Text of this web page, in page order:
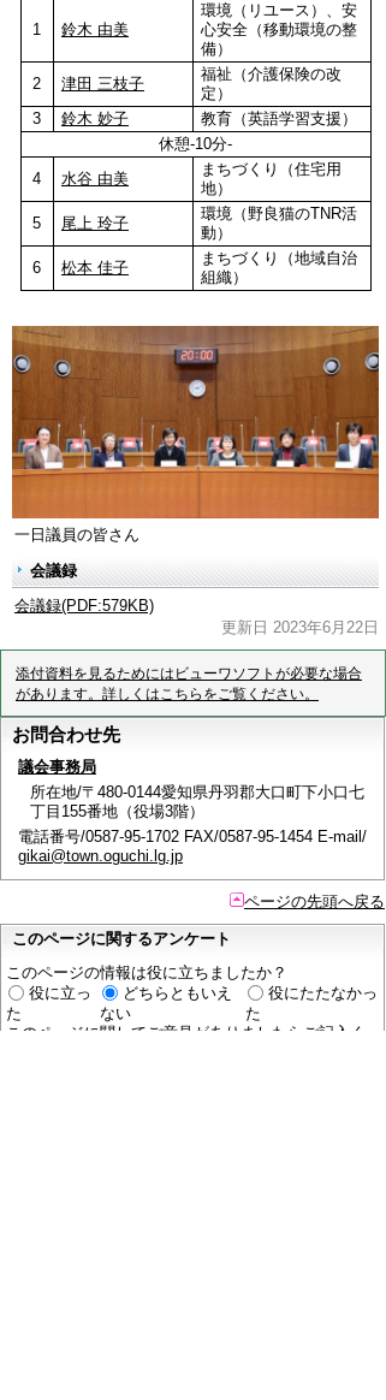
1 鈴木 由美
環境（リユース）、安
心安全（移動環境の整
備）
2
津田 三枝子
福祉（介護保険の改
定）
3
鈴木 妙子
教育（英語学習支援）
休憩-10分-
4
水谷 由美
まちづくり（住宅用
地）
5
尾上 玲子
環境（野良猫のTNR活
動）
6
松本 佳子
まちづくり（地域自治
組織）
一日議員の皆さん
会議録
会議録(PDF:579KB)
更新日 2023年6月22日
添付資料を見るためにはビューワソフトが必要な場合
があります。詳しくはこちらをご覧ください。
お問合わせ先
議会事務局
所在地/〒480-0144愛知県丹羽郡大口町下小口七
丁目155番地（役場3階）
電話番号/0587-95-1702 FAX/0587-95-1454 E-mail/
gikai@town.oguchi.lg.jp
ページの先頭へ戻る
このページに関するアンケート
このページの情報は役に立ちましたか？
役に立っ
た
どちらともいえ
ない
役にたたなかっ
た
このページに関してご意見がありましたらご記入く